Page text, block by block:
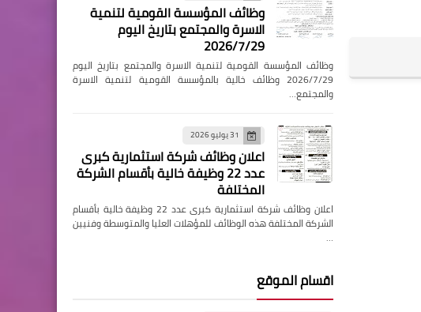
وظائف المؤسسة القومية لتنمية
الاسرة والمجتمع بتاريخ اليوم
2026/7/29
وظائف المؤسسة القومية لتنمية الاسرة والمجتمع بتاريخ اليوم
2026/7/29 وظائف خالية بالمؤسسة القومية لتنمية الاسرة
والمجتمع…
31 يوليو 2026
اعلان وظائف شركة استثمارية كبرى
عدد 22 وظيفة خالية بأقسام الشركة
المختلفة
اعلان وظائف شركة استثمارية كبرى عدد 22 وظيفة خالية بأقسام
الشركة المختلفة هذه الوظائف للمؤهلات العليا والمتوسطة وفنيين
…
اقسام الموقع